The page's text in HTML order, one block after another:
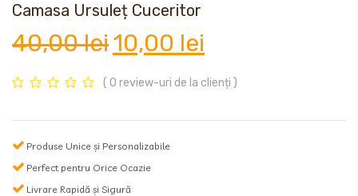
Camasa Ursuleț Cuceritor
40,00leiPrețul
inițial
fost:
10,00 lei
curent
( 0 review-uri de la clienți )
Produse Unice și Personalizabile
Perfect pentru Orice Ocazie
Livrare Rapidă și Sigură